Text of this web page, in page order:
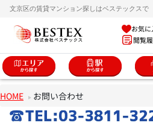
文京区の賃貸マンション探しはベステックスで
お気
閲覧
HOME お問い合わせ